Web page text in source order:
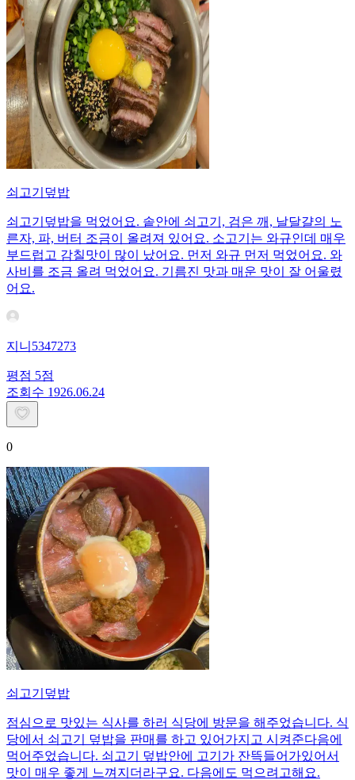
쇠고기덮밥
쇠고기덮밥을 먹었어요. 솥안에 쇠고기, 검은 깨, 날달걀의 노
른자, 파, 버터 조금이 올려져 있어요. 소고기는 와규인데 매우
부드럽고 감칠맛이 많이 났어요. 먼저 와규 먼저 먹었어요. 와
사비를 조금 올려 먹었어요. 기름진 맛과 매운 맛이 잘 어울렸
어요.
지니5347273
평점 5점
조회수 1926.06.24
0
쇠고기덮밥
점심으로 맛있는 식사를 하러 식당에 방문을 해주었습니다. 식
당에서 쇠고기 덮밥을 판매를 하고 있어가지고 시켜준다음에
먹어주었습니다. 쇠고기 덮밥안에 고기가 잔뜩들어가있어서
맛이 매우 좋게 느껴지더라구요. 다음에도 먹으려고해요.